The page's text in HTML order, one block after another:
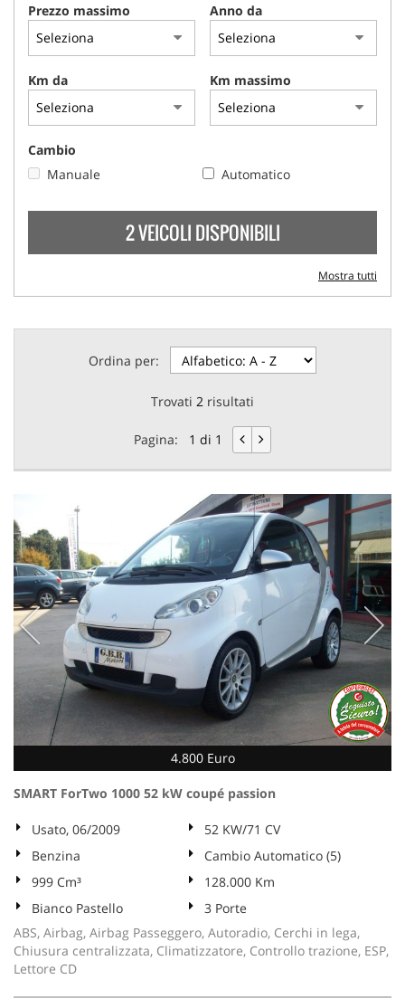
Prezzo massimo Anno da
Km da Km massimo
Cambio
Manuale
Automatico
2 VEICOLI DISPONIBILI
Mostra tutti
Ordina per:
Trovati 2 risultati
Pagina: 1 di 1
4.800 Euro
SMART ForTwo 1000 52 kW coupé passion
Usato, 06/2009
52 KW/71 CV
Benzina
Cambio Automatico (5)
999 Cm³
128.000 Km
Bianco Pastello
3 Porte
ABS, Airbag, Airbag Passeggero, Autoradio, Cerchi in lega,
Chiusura centralizzata, Climatizzatore, Controllo trazione, ESP,
Lettore CD